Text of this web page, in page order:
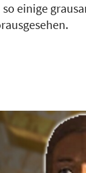
einige